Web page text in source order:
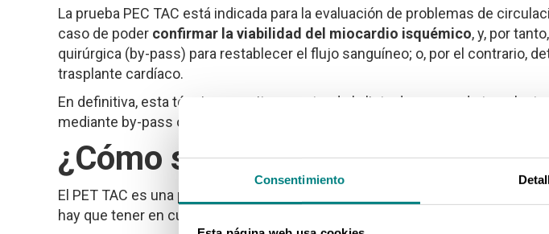
Consentimiento
La prueba PEC TAC está indicada para la evaluación de problemas de
caso de poder confirmar la viabilidad del miocardio isquémico, y, por
quirúrgica (by-pass) para restablecer el flujo sanguíneo; o, por el contrario,
trasplante cardíaco.
En definitiva, esta técnica permite rescatar de la lista de espera de
mediante by-pass o angioplastia, sin necesidad de un trasplante de corazón,
¿Cómo se hace un PET TAC?
El PET TAC es una prueba diagnóstica diseñada para ser lo más sencilla
hay que tener en cuenta una serie de pasos: